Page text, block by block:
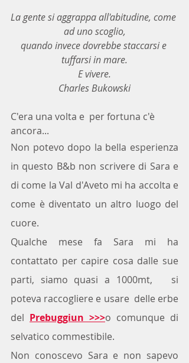
La gente si aggrappa all'abitudine, come
ad uno scoglio,
quando invece dovrebbe staccarsi e
tuffarsi in mare.
E vivere.
Charles Bukowski
C'era una volta e  per fortuna c'è
ancora...
Non potevo dopo la bella esperienza
in questo B&b non scrivere di Sara e
di come la Val d'Aveto mi ha accolta e
come è diventato un altro luogo del
cuore.
Qualche mese fa Sara mi ha
contattato per capire cosa dalle sue
parti, siamo quasi a 1000mt,   si
poteva raccogliere e usare  delle erbe
del Prebuggiun >>>o comunque di
selvatico commestibile.
Non conoscevo Sara e non sapevo